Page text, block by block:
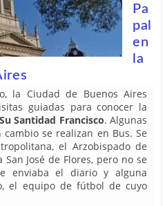
Pa
pal
en
la
la Ciudad de Buenos Aires
guiadas para conocer la
Su Santidad Francisco. Algunas
se realizan en Bus. Se
el Arzobispado de
José de Flores, pero no se
enviaba el diario y alguna
el equipo de fútbol de cuyo